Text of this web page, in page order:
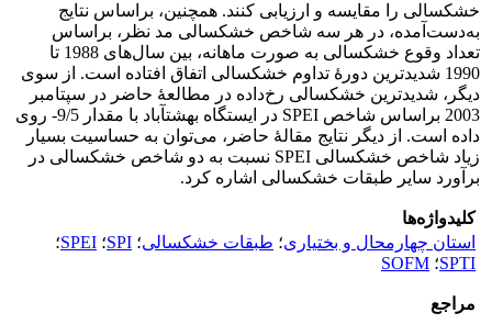
خشکسالی را مقایسه و ارزیابی کنند. همچنین، براساس نتایج
به‌دست‌آمده، در هر سه شاخص خشکسالی مد نظر، براساس
تعداد وقوع خشکسالی به صورت ماهانه، بین سال‌های 1988 تا
1990 شدیدترین دورۀ تداوم خشکسالی اتفاق افتاده است. از سوی
دیگر، شدیدترین خشکسالی رخ‌داده در مطالعۀ حاضر در سپتامبر
2003 براساس شاخص SPEI در ایستگاه بهشت‏آباد با مقدار 9/5- روی
داده است. از دیگر نتایج مقالۀ حاضر، می‌توان به حساسیت بسیار
زیاد شاخص خشکسالی SPEI نسبت به دو شاخص خشکسالی در
برآورد سایر طبقات خشکسالی اشاره کرد.
کلیدواژه‌ها
استان چهارمحال و بختیاری؛ طبقات خشکسالی؛ SPI؛ SPEI؛
SPTI؛ SOFM
مراجع